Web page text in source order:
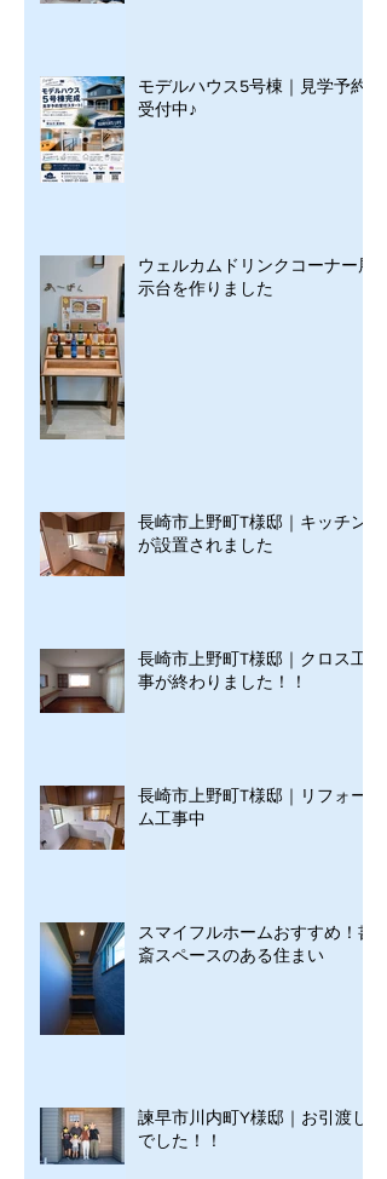
モデルハウス5号棟｜見学予約
受付中♪
ウェルカムドリンクコーナー展
示台を作りました
長崎市上野町T様邸｜キッチン
が設置されました
長崎市上野町T様邸｜クロス工
事が終わりました！！
長崎市上野町T様邸｜リフォー
ム工事中
スマイフルホームおすすめ！書
斎スペースのある住まい
諫早市川内町Y様邸｜お引渡し
でした！！